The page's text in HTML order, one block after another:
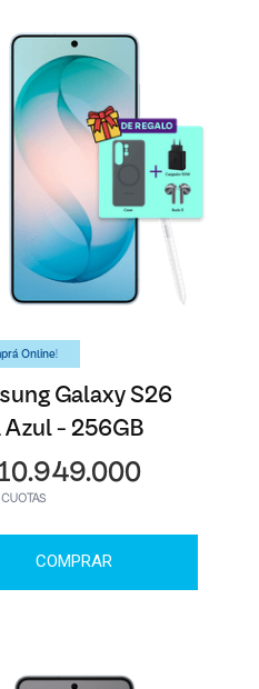
Online!
Galaxy S26
Azul - 256GB
CUOTAS
COMPRAR